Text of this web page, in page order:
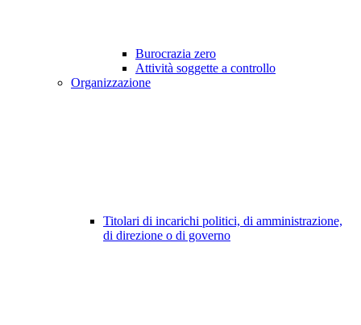
Burocrazia zero
Attività soggette a controllo
Organizzazione
Titolari di incarichi politici, di amministrazione,
di direzione o di governo